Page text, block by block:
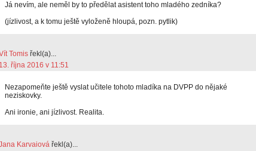
Já nevím, ale neměl by to předělat asistent toho mladého zedníka?
(jízlivost, a k tomu ještě vyloženě hloupá, pozn. pytlik)
Tomis řekl(a)...
13. října 2016 v 11:51
Nezapomeňte ještě vyslat učitele tohoto mladíka na DVPP do nějaké
neziskovky.
Ani ironie, ani jízlivost. Realita.
Karvaiová řekl(a)...